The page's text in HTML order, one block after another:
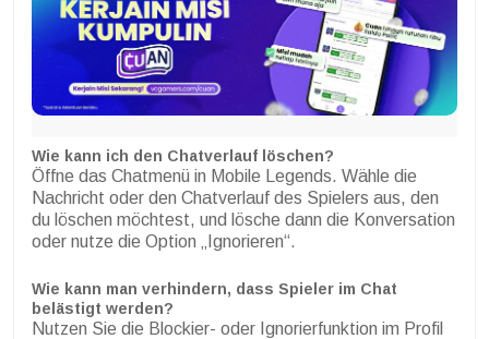
Wie kann ich den Chatverlauf löschen?
Öffne das Chatmenü in Mobile Legends. Wähle die
Nachricht oder den Chatverlauf des Spielers aus, den
du löschen möchtest, und lösche dann die Konversation
oder nutze die Option „Ignorieren“.
Wie kann man verhindern, dass Spieler im Chat
belästigt werden?
Nutzen Sie die Blockier- oder Ignorierfunktion im Profil